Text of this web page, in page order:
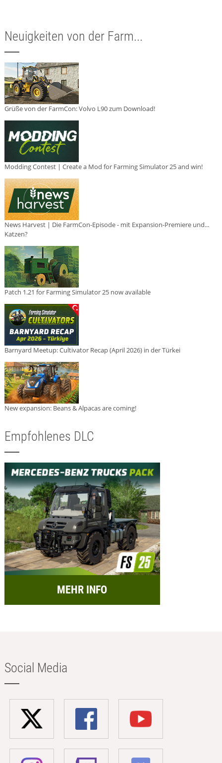
Neuigkeiten von der Farm...
Grüße von der FarmCon: Volvo L90 zum Download!
Modding Contest | Create a Mod for Farming Simulator 25 and win!
News Harvest | Die FarmCon-Episode - mit Expansion-Premiere und...
Katzen?
Patch 1.21 for Farming Simulator 25 now available
Barnyard Meetup: Cultivator Recap (April 2026) in der Türkei
New expansion: Beans & Alpacas are coming!
Empfohlenes DLC
MEHR INFO
Social Media